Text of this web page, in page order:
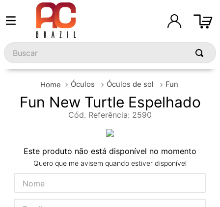
Buscar
Óculos Óculos de sol Fun
Fun New Turtle Espelhado
Cód. Referência: 2590
Este produto não está disponível no momento
Quero que me avisem quando estiver disponível